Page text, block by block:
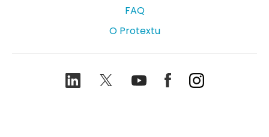
FAQ
O Protextu
LinkedIn TwitterYoutubeFacebookInstagram